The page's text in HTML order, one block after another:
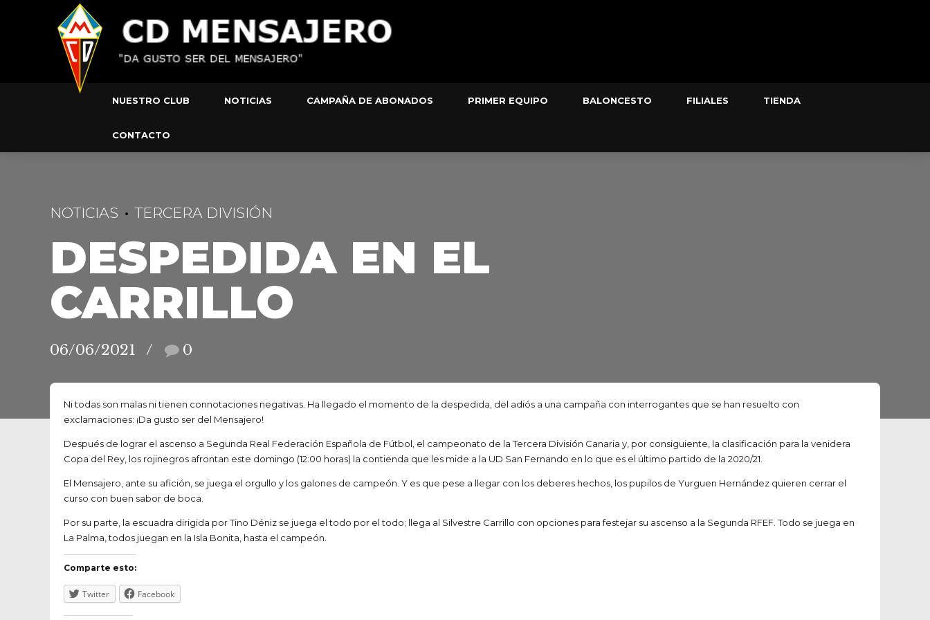
NUESTRO CLUB NOTICIAS CAMPAÑA DE ABONADOS PRIMER EQUIPO BALONCESTO FILIALES TIENDA
CONTACTO
NOTICIAS TERCERA DIVISIÓN
DESPEDIDA EN EL
CARRILLO
06/06/2021 0
Ni todas son malas ni tienen connotaciones negativas. Ha llegado el momento de la despedida, del adiós a una campaña con interrogantes que se han resuelto con
exclamaciones: ¡Da gusto ser del Mensajero!
Después de lograr el ascenso a Segunda Real Federación Española de Fútbol, el campeonato de la Tercera División Canaria y, por consiguiente, la clasificación para la venidera
Copa del Rey, los rojinegros afrontan este domingo (12:00 horas) la contienda que les mide a la UD San Fernando en lo que es el último partido de la 2020/21.
El Mensajero, ante su afición, se juega el orgullo y los galones de campeón. Y es que pese a llegar con los deberes hechos, los pupilos de Yurguen Hernández quieren cerrar el
curso con buen sabor de boca.
Por su parte, la escuadra dirigida por Tino Déniz se juega el todo por el todo; llega al Silvestre Carrillo con opciones para festejar su ascenso a la Segunda RFEF. Todo se juega en
La Palma, todos juegan en la Isla Bonita, hasta el campeón.
Comparte esto:
Twitter Facebook